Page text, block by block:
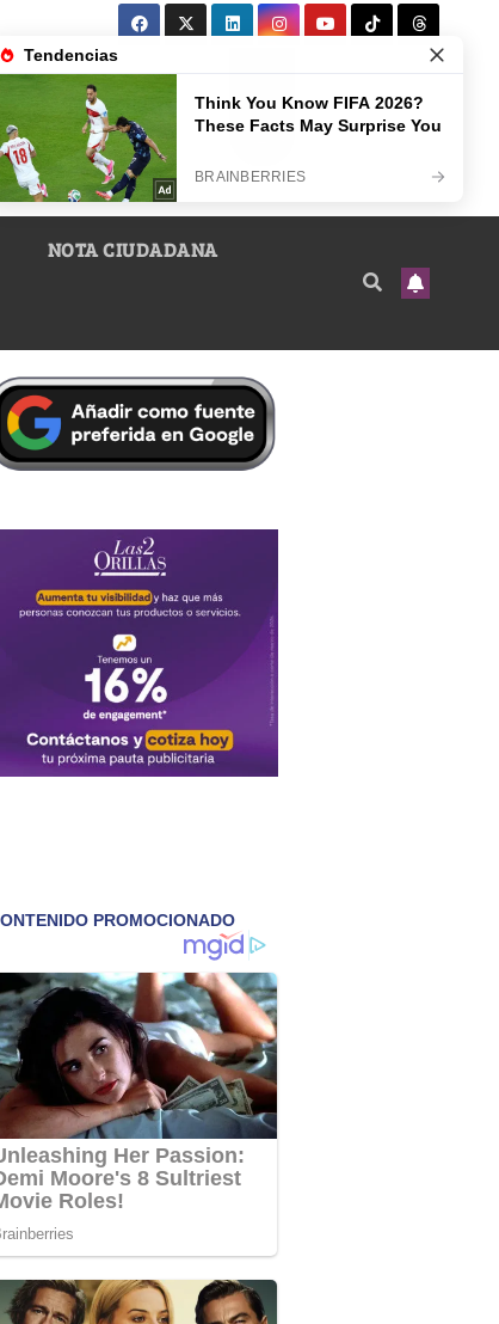
NOTA CIUDADANA